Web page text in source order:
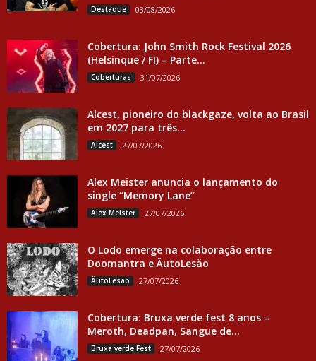
Destaque 03/08/2026
Cobertura: John Smith Rock Festival 2026
(Helsinque / FI) – Parte...
Coberturas 31/07/2026
Alcest, pioneiro do blackgaze, volta ao Brasil
em 2027 para três...
Alcest 27/07/2026
Alex Meister anuncia o lançamento do
single “Memory Lane”
Alex Meister 27/07/2026
O Lodo emerge na colaboração entre
Doomantra e ÄutoLesäo
ÄutoLesäo 27/07/2026
Cobertura: Bruxa verde fest 8 anos –
Meroth, Deadpan, Sangue de...
Bruxa verde Fest 27/07/2026